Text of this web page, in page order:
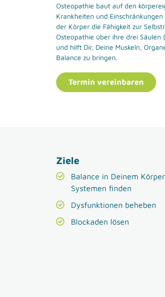
Osteopathie baut auf den
Krankheiten und
der Körper die Fähigkeit zur
Osteopathie über ihre drei Säulen
und hilft Dir, Deine Muskeln,
Balance zu bringen.
Termin vereinbaren
Ziele
Balance in Deinem
Systemen finden
Dysfunktionen beheben
Blockaden lösen